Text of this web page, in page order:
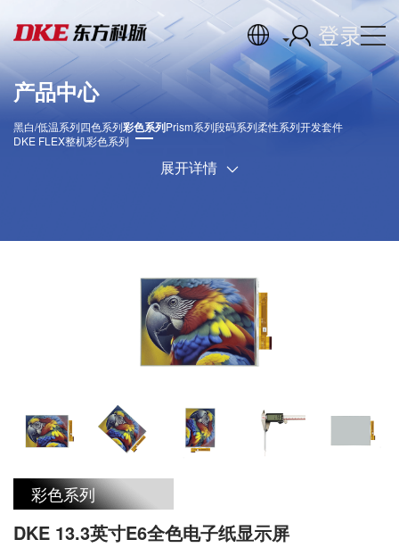
登录
产品中心
黑白/低温系列四色系列彩色系列Prism系列段码系列柔性系列开发套件
DKE FLEX整机彩色系列
展开详情
E6系列电子纸显示屏采用E Ink Spectra 6四色电子墨
水技术，将蓝、白、红、黄四种 带电粒子排列组
黑色、白色六种不同颜 色，强化了颜色光谱及先进
的彩色成像算法，可提供全彩显示以增进商品广告和
营销效 果。分辨率提升至200PPI,对比度为30:1,适用
彩色系列
DKE 13.3英寸E6全色电子纸显示屏